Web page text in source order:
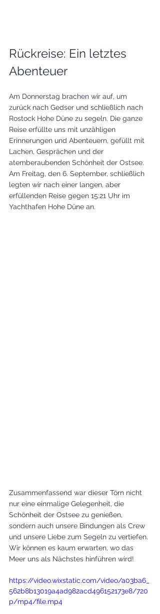
Rückreise: Ein letztes
Abenteuer
Am Donnerstag brachen wir auf, um
zurück nach Gedser und schließlich nach
Rostock Hohe Düne zu segeln. Die ganze
Reise erfüllte uns mit unzähligen
Erinnerungen und Abenteuern, gefüllt mit
Lachen, Gesprächen und der
atemberaubenden Schönheit der Ostsee.
Am Freitag, den 6. September, schließlich
legten wir nach einer langen, aber
erfüllenden Reise gegen 15:21 Uhr im
Yachthafen Hohe Düne an.
Zusammenfassend war dieser Törn nicht
nur eine einmalige Gelegenheit, die
Schönheit der Ostsee zu genießen,
sondern auch unsere Bindungen als Crew
und unsere Liebe zum Segeln zu vertiefen.
Wir können es kaum erwarten, wo das
Meer uns als Nächstes hinführen wird!
https://video.wixstatic.com/video/a03ba6_
562b8b13019a4ad982acd496152173e8/720
p/mp4/file.mp4